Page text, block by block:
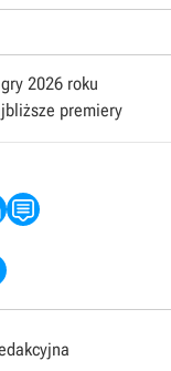
2026 roku
premiery